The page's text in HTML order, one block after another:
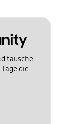
tausche
die